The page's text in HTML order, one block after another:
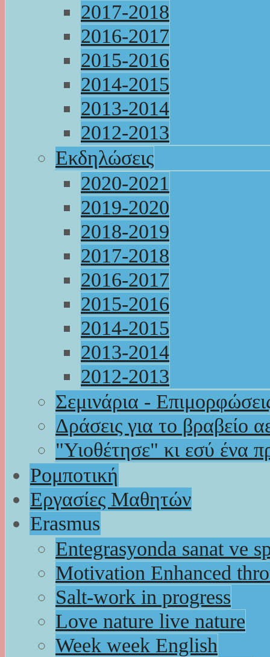
2017-2018
2016-2017
2015-2016
2014-2015
2013-2014
2012-2013
Εκδηλώσεις
2020-2021
2019-2020
2018-2019
2017-2018
2016-2017
2015-2016
2014-2015
2013-2014
2012-2013
Σεμινάρια -
Δράσεις για το βραβείο
"Υιοθέτησε" κι εσύ ένα
Ρομποτική
Εργασίες Μαθητών
Erasmus
Entegrasyonda sanat ve
Motivation Enhanced
Salt-work in progress
Love nature live nature
Week week English